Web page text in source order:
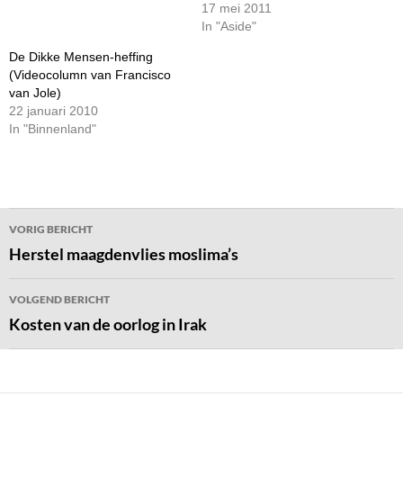
17 mei 2011
In "Aside"
De Dikke Mensen-heffing
(Videocolumn van Francisco
van Jole)
22 januari 2010
In "Binnenland"
Bericht
navigatie
VORIG BERICHT
Herstel maagdenvlies moslima’s
VOLGEND BERICHT
Kosten van de oorlog in Irak